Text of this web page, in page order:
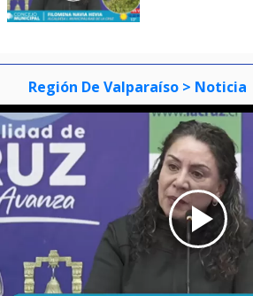
Región De Valparaíso > Noticia